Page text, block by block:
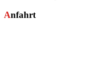
Anfahrt